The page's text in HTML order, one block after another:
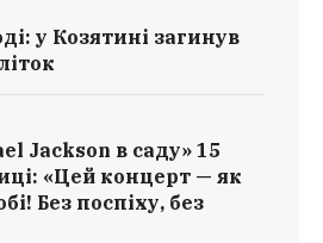
у Козятині загинув
Jackson в саду» 15
«Цей концерт — як
Без поспіху, без